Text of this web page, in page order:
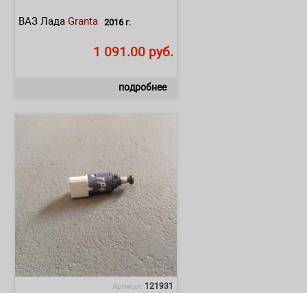
ВАЗ Лада Granta 2016 г.
1 091.00 руб.
подробнее
Артикул: 121931